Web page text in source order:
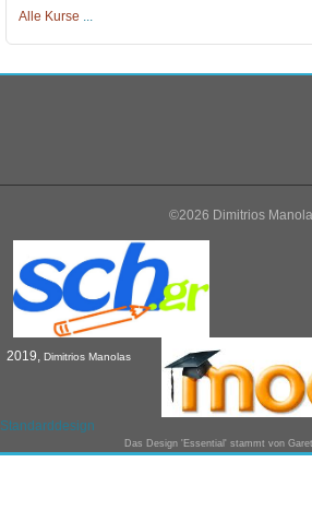
Alle Kurse
©2026 Dimitrios
2019, Dimitrios Manolas
Standarddesign
Das Design 'Essential' stammt von